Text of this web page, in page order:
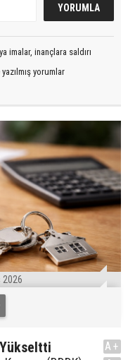
imalar, inançlara saldırı
yorumlar
A+